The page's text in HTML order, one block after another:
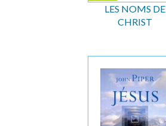
LES NOMS DE
CHRIST